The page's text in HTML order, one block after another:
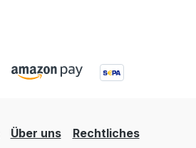
Über uns Rechtliches